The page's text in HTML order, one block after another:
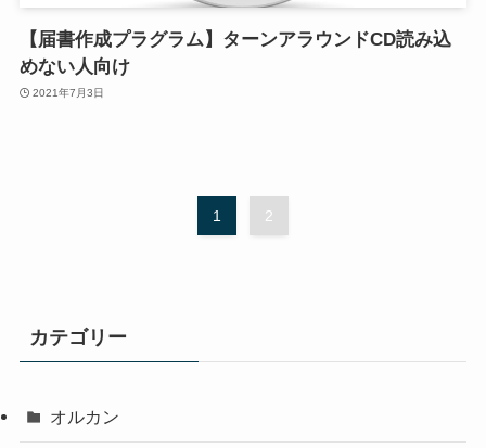
【届書作成プラグラム】ターンアラウンドCD読み込
めない人向け
2021年7月3日
1 2
カテゴリー
オルカン